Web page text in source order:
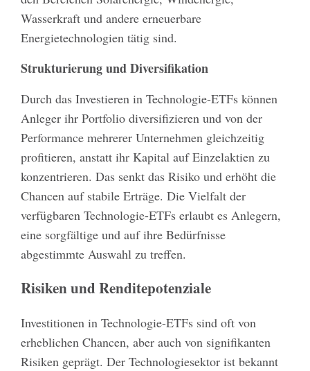
Wasserkraft und andere erneuerbare
Energietechnologien tätig sind.
Strukturierung und Diversifikation
Durch das Investieren in Technologie-ETFs können
Anleger ihr Portfolio diversifizieren und von der
Performance mehrerer Unternehmen gleichzeitig
profitieren, anstatt ihr Kapital auf Einzelaktien zu
konzentrieren. Das senkt das Risiko und erhöht die
Chancen auf stabile Erträge. Die Vielfalt der
verfügbaren Technologie-ETFs erlaubt es Anlegern,
eine sorgfältige und auf ihre Bedürfnisse
abgestimmte Auswahl zu treffen.
Risiken und Renditepotenziale
Investitionen in Technologie-ETFs sind oft von
erheblichen Chancen, aber auch von signifikanten
Risiken geprägt. Der Technologiesektor ist bekannt